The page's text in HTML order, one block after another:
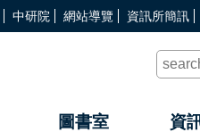
中研院 網站導覽 資訊所簡訊
圖書室 資